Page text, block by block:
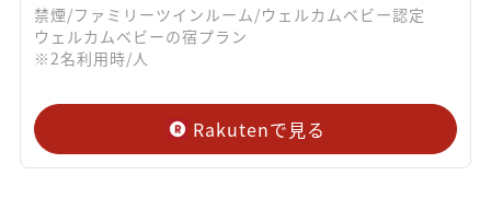
禁煙/ファミリーツインルーム/ウェルカムベビー認定
ウェルカムベビーの宿プラン
※2名利用時/人
Rakutenで見る